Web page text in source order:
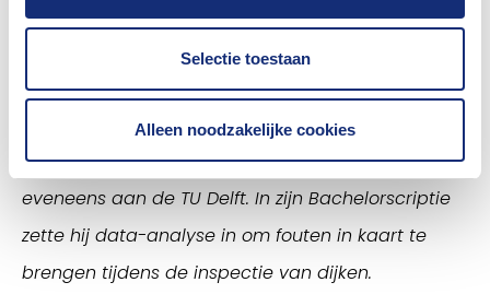
Selectie toestaan
Alleen noodzakelijke cookies
waterkeringen in Nederland. Beleidsadviseur
Klimaat Timo Brinkman begeleidt hem vanuit het
Verbond.
Eerder studeerde Platzer Civiele Techniek,
eveneens aan de TU Delft. In zijn Bachelorscriptie
zette hij data-analyse in om fouten in kaart te
brengen tijdens de inspectie van dijken.